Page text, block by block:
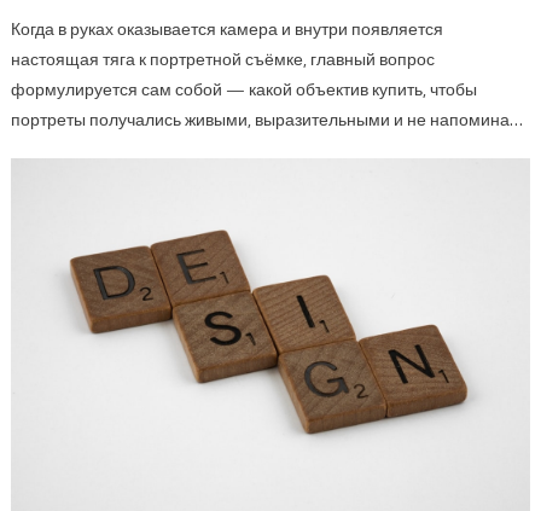
Когда в руках оказывается камера и внутри появляется
настоящая тяга к портретной съёмке, главный вопрос
формулируется сам собой — какой объектив купить, чтобы
портреты получались живыми, выразительными и не напомина…